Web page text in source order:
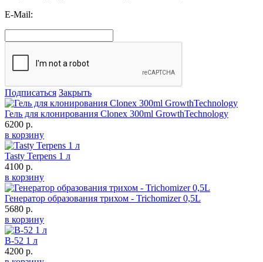
E-Mail:
Подписаться Закрыть
Гель для клонирования Clonex 300ml GrowthTechnology
6200 р.
в корзину
Tasty Terpens 1 л
4100 р.
в корзину
Генератор образования трихом - Trichomizer 0,5L
5680 р.
в корзину
B-52 1 л
4200 р.